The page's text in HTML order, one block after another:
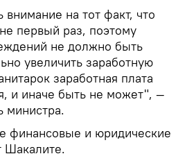
на тот факт, что
первый раз, поэтому
не должно быть
увеличить заработную
заработная плата
и иначе быть не может", —
министра.
финансовые и юридические
Шакалите.